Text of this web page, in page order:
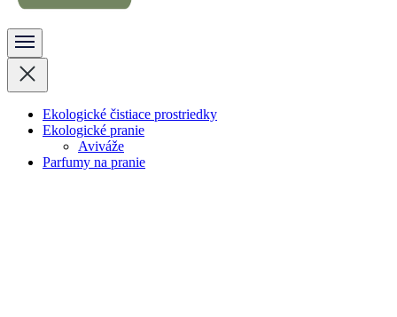
Ladida
Ekologické čistiace prostriedky
Ekologické pranie
Aviváže
Parfumy na pranie